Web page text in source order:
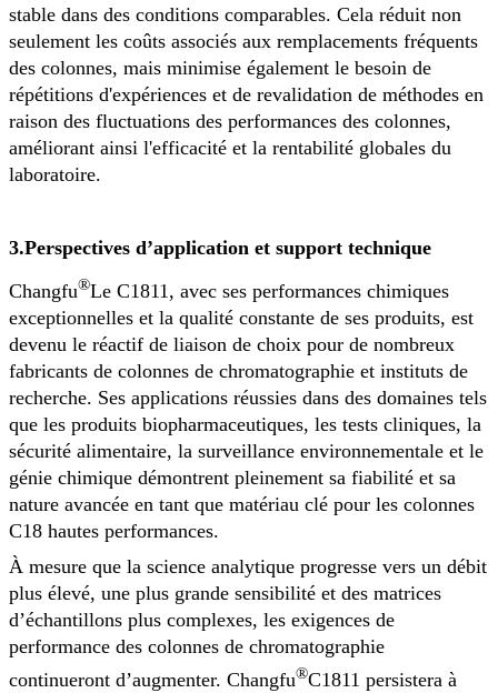
stable dans des conditions comparables. Cela réduit non
seulement les coûts associés aux remplacements fréquents
des colonnes, mais minimise également le besoin de
répétitions d'expériences et de revalidation de méthodes en
raison des fluctuations des performances des colonnes,
améliorant ainsi l'efficacité et la rentabilité globales du
laboratoire.
3.Perspectives d’application et support technique
Changfu®Le C1811, avec ses performances chimiques
exceptionnelles et la qualité constante de ses produits, est
devenu le réactif de liaison de choix pour de nombreux
fabricants de colonnes de chromatographie et instituts de
recherche. Ses applications réussies dans des domaines tels
que les produits biopharmaceutiques, les tests cliniques, la
sécurité alimentaire, la surveillance environnementale et le
génie chimique démontrent pleinement sa fiabilité et sa
nature avancée en tant que matériau clé pour les colonnes
C18 hautes performances.
À mesure que la science analytique progresse vers un débit
plus élevé, une plus grande sensibilité et des matrices
d’échantillons plus complexes, les exigences de
performance des colonnes de chromatographie
continueront d’augmenter. Changfu®C1811 persistera à